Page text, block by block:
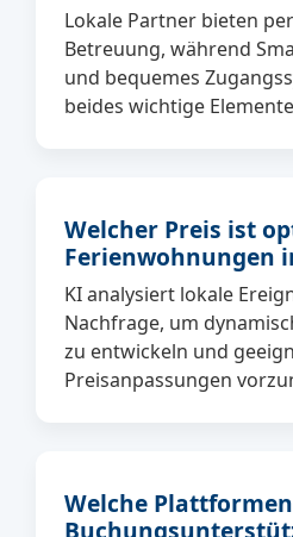
Lokale Partner bieten
Betreuung, während
und bequemes
beides wichtige
Welcher Preis ist
Ferienwohnungen
KI analysiert lokale
Nachfrage, um
zu entwickeln und
Preisanpassungen
Welche